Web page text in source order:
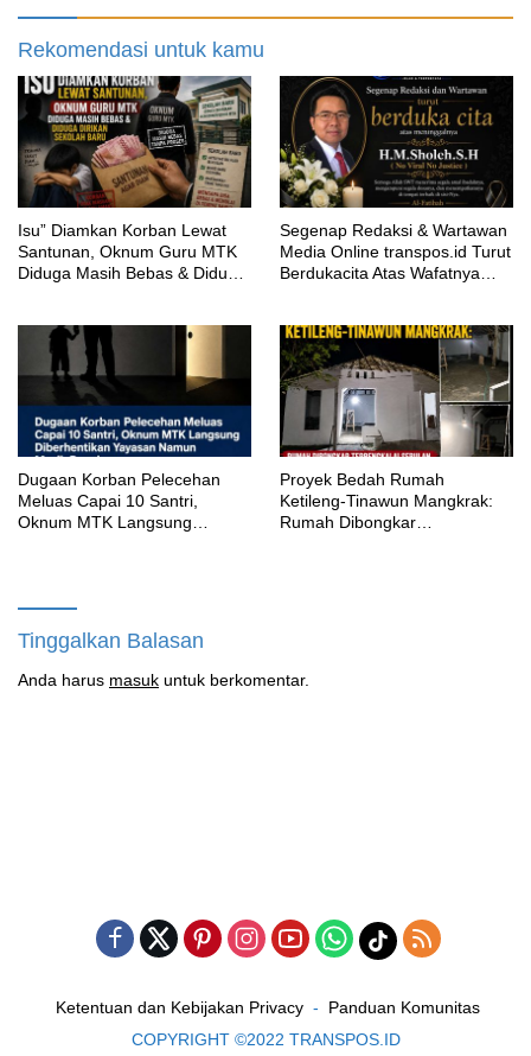
Rekomendasi untuk kamu
‎Isu” Diamkan Korban Lewat
Santunan, Oknum Guru MTK
Diduga Masih Bebas & Diduga
Segenap Redaksi & Wartawan
Media Online transpos.id Turut
Berdukacita Atas Wafatnya
‎Dugaan Korban Pelecehan
Meluas Capai 10 Santri,
Oknum MTK Langsung
Proyek Bedah Rumah
Ketileng-Tinawun Mangkrak:
Rumah Dibongkar
Tinggalkan Balasan
Anda harus masuk untuk berkomentar.
Ketentuan dan Kebijakan Privacy
Panduan Komunitas
COPYRIGHT ©2022 TRANSPOS.ID